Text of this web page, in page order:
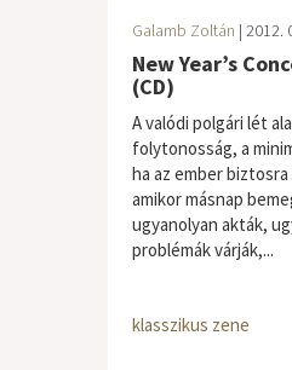
Galamb Zoltán | 2012.
New Year’s
(CD)
A valódi polgári lét
folytonosság, a
ha az ember
amikor másnap
ugyanolyan akták,
problémák várják,...
klasszikus zene